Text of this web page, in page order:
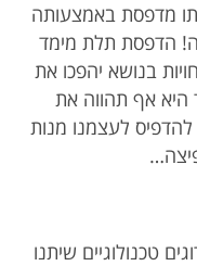
מדפסת באמצעותה
הדפסת תלת מימד
בנושא יהפכו את
היא אף תהווה את
להדפיס לעצמנו מנות
טכנולוגיים שיתנו